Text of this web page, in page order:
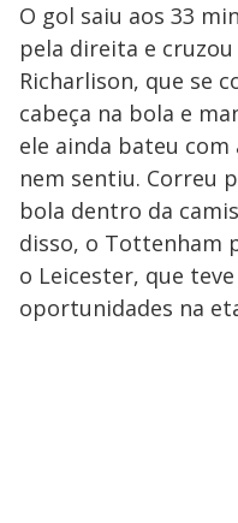
O gol saiu aos 33
pela direita e
Richarlison, que se
cabeça na bola e
ele ainda bateu com
nem sentiu. Correu
bola dentro da
disso, o Tottenham
o Leicester, que
oportunidades na